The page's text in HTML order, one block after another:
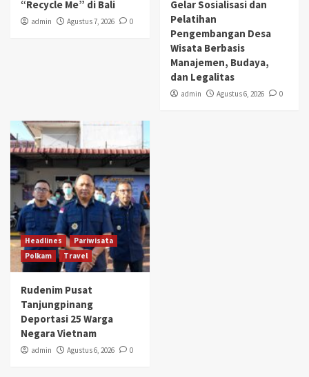
“Recycle Me” di Bali
admin Agustus 7, 2026 0
Gelar Sosialisasi dan
Pelatihan
Pengembangan Desa
Wisata Berbasis
Manajemen, Budaya,
dan Legalitas
admin Agustus 6, 2026 0
Headlines
Pariwisata
Polkam
Travel
Rudenim Pusat
Tanjungpinang
Deportasi 25 Warga
Negara Vietnam
admin Agustus 6, 2026 0